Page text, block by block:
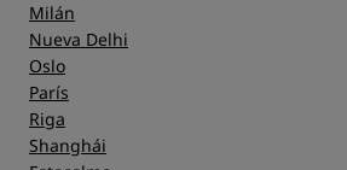
Milán
Nueva Delhi
Oslo
París
Riga
Shanghái